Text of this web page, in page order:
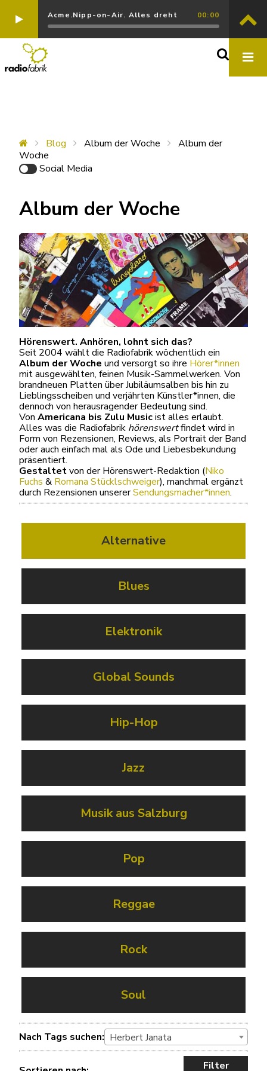
Acme.Nipp-on-Air. Alles dreht 00:00
Blog Album der Woche
Album der
Woche
Social Media
Album der Woche
Hörenswert. Anhören, lohnt sich das?
Seit 2004 wählt die Radiofabrik wöchentlich ein
Album der Woche und versorgt so ihre Hörer*innen
mit ausgewählten, feinen Musik-Sammelwerken. Von
brandneuen Platten über Jubiläumsalben bis hin zu
Lieblingsscheiben und verjährten Künstler*innen, die
dennoch von herausragender Bedeutung sind.
Von Americana bis Zulu Musicist alles erlaubt.
Alles was die Radiofabrik hörenswertfindet wird in
Form von Rezensionen, Reviews, als Portrait der Band
oder auch einfach mal als Ode und Liebesbekundung
präsentiert.
Gestaltetvon der Hörenswert-Redaktion (Niko
Fuchs & Romana Stücklschweiger), manchmal ergänzt
durch Rezensionen unsererSendungsmacher*innen.
Alternative
Blues
Elektronik
Global Sounds
Hip-Hop
Jazz
Musik aus Salzburg
Pop
Reggae
Rock
Soul
Nach Tags suchen: Herbert Janata
Filter